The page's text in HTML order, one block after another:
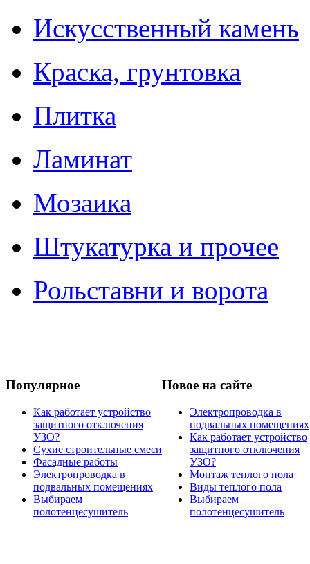
Искусственный камень
Краска, грунтовка
Плитка
Ламинат
Мозаика
Штукатурка и прочее
Рольставни и ворота
Популярное
Как работает устройство
защитного отключения
УЗО?
Сухие строительные смеси
Фасадные работы
Электропроводка в
подвальных помещениях
Выбираем
полотенцесушитель
Новое на сайте
Электропроводка в
подвальных помещениях
Как работает устройство
защитного отключения
УЗО?
Монтаж теплого пола
Виды теплого пола
Выбираем
полотенцесушитель